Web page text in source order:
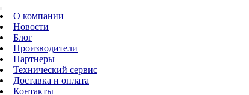
О компании
Новости
Блог
Производители
Партнеры
Технический сервис
Доставка и оплата
Контакты